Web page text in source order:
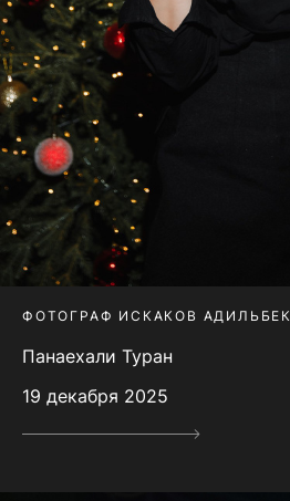
ФОТОГРАФ ИСКАКОВ АДИЛЬБЕК
Панаехали Туран
19 декабря 2025